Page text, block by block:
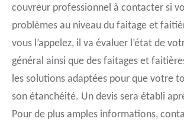
couvreur professionnel à contacter si
problèmes au niveau du faitage et
vous l’appelez, il va évaluer l’état de
général ainsi que des faitages et
les solutions adaptées pour que votre
son étanchéité. Un devis sera établi
Pour de plus amples informations,